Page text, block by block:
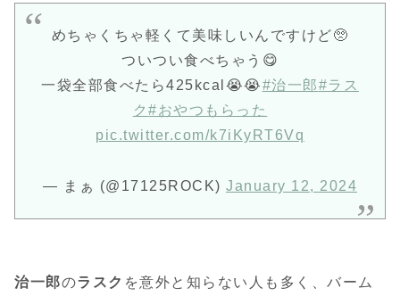
めちゃくちゃ軽くて美味しいんですけど🥺
ついつい食べちゃう😋
一袋全部食べたら425kcal😭😭#治一郎#ラス
ク#おやつもらった
pic.twitter.com/k7iKyRT6Vq
— まぁ (@17125ROCK) January 12, 2024
治一郎のラスク を意外と知らない人も多く、バーム